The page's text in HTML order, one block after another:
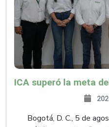
Bogotá, D. C., 5 de